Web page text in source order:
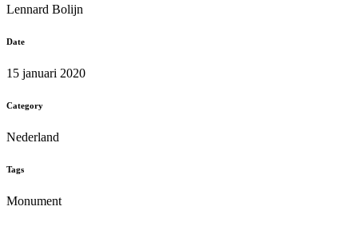
Lennard Bolijn
Date
15 januari 2020
Category
Nederland
Tags
Monument